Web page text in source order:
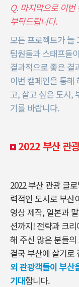
Q. 마지막으로 이
부탁드립니다.
모든 프로젝트가 늘
팀원들과 스태프들
결과적으로 좋은 결
이번 캠페인을 통해
고, 살고 싶은 도시,
기를 바랍니다.
2022 부산 관
2022 부산 관광 글
력적인 도시로 부산
영상 제작, 일본과
션까지! 전략과 크
해 주신 많은 분들
결국 부산에 살기로
외 관광객들이 부산
기대합니다.